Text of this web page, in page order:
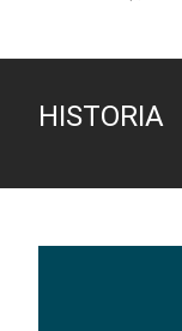
HISTORIA